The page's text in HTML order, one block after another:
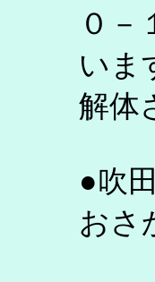
０－
いま
解体
●吹
おさ